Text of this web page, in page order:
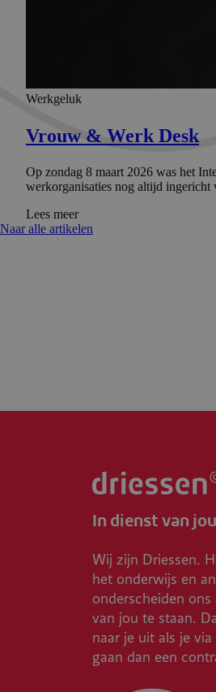
Werkgeluk
Vrouw & Werk Desk
Op zondag 8 maart 2026 was het
werkorganisaties nog altijd
Lees meer
Naar alle artikelen
In dienst van jou
Wij zijn Driessen.
het onderwijs en
onderscheiden
van jou te staan.
naar je uit als je
gaan dan een